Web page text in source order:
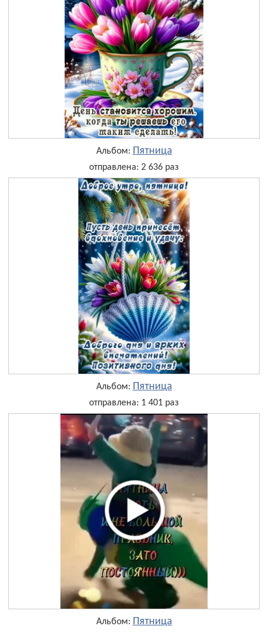
Альбом: Пятница
отправлена: 2 636 раз
Альбом: Пятница
отправлена: 1 401 раз
Альбом: Пятница